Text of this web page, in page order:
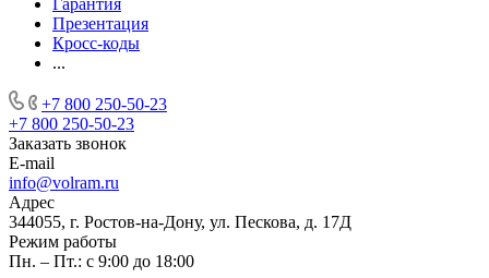
Гарантия
Презентация
Кросс-коды
...
+7 800 250-50-23
+7 800 250-50-23
Заказать звонок
E-mail
info@volram.ru
Адрес
344055, г. Ростов-на-Дону, ул. Пескова, д. 17Д
Режим работы
Пн. – Пт.: с 9:00 до 18:00